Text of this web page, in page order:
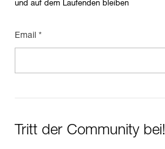
und auf dem Laufenden bleiben
Email *
Tritt der Community bei!